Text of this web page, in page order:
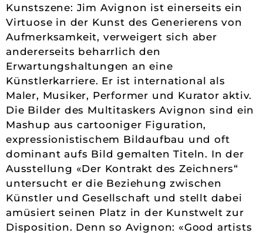
Kunstszene: Jim Avignon ist einerseits ein
Virtuose in der Kunst des Generierens von
Aufmerksamkeit, verweigert sich aber
andererseits beharrlich den
Erwartungshaltungen an eine
Künstlerkarriere. Er ist international als
Maler, Musiker, Performer und Kurator aktiv.
Die Bilder des Multitaskers Avignon sind ein
Mashup aus cartooniger Figuration,
expressionistischem Bildaufbau und oft
dominant aufs Bild gemalten Titeln. In der
Ausstellung «Der Kontrakt des Zeichners“
untersucht er die Beziehung zwischen
Künstler und Gesellschaft und stellt dabei
amüsiert seinen Platz in der Kunstwelt zur
Disposition. Denn so Avignon: «Good artists